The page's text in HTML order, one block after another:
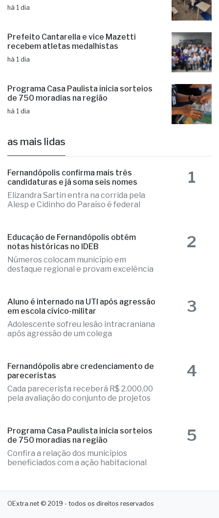
há 1 dia
Prefeito Cantarella e vice Mazetti
recebem atletas medalhistas
há 1 dia
Programa Casa Paulista inicia sorteios
de 750 moradias na região
há 1 dia
as mais lidas
Fernandópolis confirma mais três
candidaturas e já soma seis nomes
Elizandra Sartin entra na corrida pela
Alesp e Cidinho do Paraíso é federal
1
Educação de Fernandópolis obtém
notas históricas no IDEB
Números colocam município em
destaque regional e provam excelência
2
Aluno é internado na UTI após agressão
em escola cívico-militar
Adolescente sofreu lesão intracraniana
após agressão de um colega
3
Fernandópolis abre credenciamento de
pareceristas
Cada parecerista receberá R$ 2.000,00
pela avaliação do conjunto de projetos
4
Programa Casa Paulista inicia sorteios
de 750 moradias na região
Confira a relação dos municípios
beneficiados com a ação habitacional
5
OExtra.net © 2019 - todos os direitos reservados